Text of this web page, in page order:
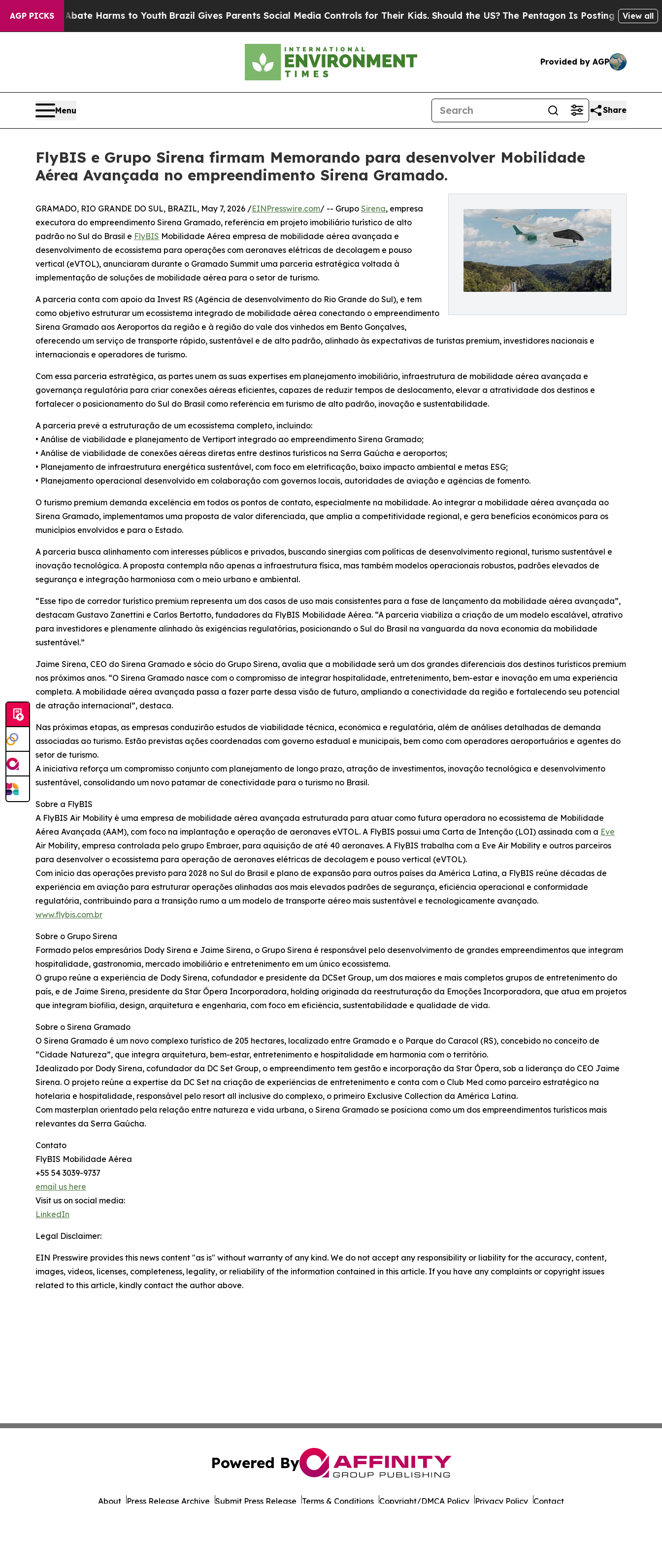
AGP PICKS
to Abate Harms to Youth Brazil Gives Parents Social Media Controls for Their Kids. Should the US?The Pentagon Is Posting Cryptic Biblical
View all
Provided by AGP
Menu Share
FlyBIS e Grupo Sirena firmam Memorando para desenvolver Mobilidade
Aérea Avançada no empreendimento Sirena Gramado.
GRAMADO, RIO GRANDE DO SUL, BRAZIL, May 7, 2026 /EINPresswire.com/ -- Grupo Sirena, empresa
executora do empreendimento Sirena Gramado, referência em projeto imobiliário turístico de alto
padrão no Sul do Brasil e FlyBIS Mobilidade Aérea empresa de mobilidade aérea avançada e
desenvolvimento de ecossistema para operações com aeronaves elétricas de decolagem e pouso
vertical (eVTOL), anunciaram durante o Gramado Summit uma parceria estratégica voltada à
implementação de soluções de mobilidade aérea para o setor de turismo.
A parceria conta com apoio da Invest RS (Agência de desenvolvimento do Rio Grande do Sul), e tem
como objetivo estruturar um ecossistema integrado de mobilidade aérea conectando o empreendimento
Sirena Gramado aos Aeroportos da região e à região do vale dos vinhedos em Bento Gonçalves,
oferecendo um serviço de transporte rápido, sustentável e de alto padrão, alinhado às expectativas de turistas premium, investidores nacionais e
internacionais e operadores de turismo.
Com essa parceria estratégica, as partes unem as suas expertises em planejamento imobiliário, infraestrutura de mobilidade aérea avançada e
governança regulatória para criar conexões aéreas eficientes, capazes de reduzir tempos de deslocamento, elevar a atratividade dos destinos e
fortalecer o posicionamento do Sul do Brasil como referência em turismo de alto padrão, inovação e sustentabilidade.
A parceria prevê a estruturação de um ecossistema completo, incluindo:
• Análise de viabilidade e planejamento de Vertiport integrado ao empreendimento Sirena Gramado;
• Análise de viabilidade de conexões aéreas diretas entre destinos turísticos na Serra Gaúcha e aeroportos;
• Planejamento de infraestrutura energética sustentável, com foco em eletrificação, baixo impacto ambiental e metas ESG;
• Planejamento operacional desenvolvido em colaboração com governos locais, autoridades de aviação e agências de fomento.
O turismo premium demanda excelência em todos os pontos de contato, especialmente na mobilidade. Ao integrar a mobilidade aérea avançada ao
Sirena Gramado, implementamos uma proposta de valor diferenciada, que amplia a competitividade regional, e gera benefícios econômicos para os
municípios envolvidos e para o Estado.
A parceria busca alinhamento com interesses públicos e privados, buscando sinergias com políticas de desenvolvimento regional, turismo sustentável e
inovação tecnológica. A proposta contempla não apenas a infraestrutura física, mas também modelos operacionais robustos, padrões elevados de
segurança e integração harmoniosa com o meio urbano e ambiental.
“Esse tipo de corredor turístico premium representa um dos casos de uso mais consistentes para a fase de lançamento da mobilidade aérea avançada”,
destacam Gustavo Zanettini e Carlos Bertotto, fundadores da FlyBIS Mobilidade Aérea. “A parceria viabiliza a criação de um modelo escalável, atrativo
para investidores e plenamente alinhado às exigências regulatórias, posicionando o Sul do Brasil na vanguarda da nova economia da mobilidade
sustentável.”
Jaime Sirena, CEO do Sirena Gramado e sócio do Grupo Sirena, avalia que a mobilidade será um dos grandes diferenciais dos destinos turísticos premium
nos próximos anos. “O Sirena Gramado nasce com o compromisso de integrar hospitalidade, entretenimento, bem-estar e inovação em uma experiência
completa. A mobilidade aérea avançada passa a fazer parte dessa visão de futuro, ampliando a conectividade da região e fortalecendo seu potencial
de atração internacional”, destaca.
Nas próximas etapas, as empresas conduzirão estudos de viabilidade técnica, econômica e regulatória, além de análises detalhadas de demanda
associadas ao turismo. Estão previstas ações coordenadas com governo estadual e municipais, bem como com operadores aeroportuários e agentes do
setor de turismo.
A iniciativa reforça um compromisso conjunto com planejamento de longo prazo, atração de investimentos, inovação tecnológica e desenvolvimento
sustentável, consolidando um novo patamar de conectividade para o turismo no Brasil.
Sobre a FlyBIS
A FlyBIS Air Mobility é uma empresa de mobilidade aérea avançada estruturada para atuar como futura operadora no ecossistema de Mobilidade
Aérea Avançada (AAM), com foco na implantação e operação de aeronaves eVTOL. A FlyBIS possui uma Carta de Intenção (LOI) assinada com a Eve
Air Mobility, empresa controlada pelo grupo Embraer, para aquisição de até 40 aeronaves. A FlyBIS trabalha com a Eve Air Mobility e outros parceiros
para desenvolver o ecossistema para operação de aeronaves elétricas de decolagem e pouso vertical (eVTOL).
Com início das operações previsto para 2028 no Sul do Brasil e plano de expansão para outros países da América Latina, a FlyBIS reúne décadas de
experiência em aviação para estruturar operações alinhadas aos mais elevados padrões de segurança, eficiência operacional e conformidade
regulatória, contribuindo para a transição rumo a um modelo de transporte aéreo mais sustentável e tecnologicamente avançado.
www.flybis.com.br
Sobre o Grupo Sirena
Formado pelos empresários Dody Sirena e Jaime Sirena, o Grupo Sirena é responsável pelo desenvolvimento de grandes empreendimentos que integram
hospitalidade, gastronomia, mercado imobiliário e entretenimento em um único ecossistema.
O grupo reúne a experiência de Dody Sirena, cofundador e presidente da DCSet Group, um dos maiores e mais completos grupos de entretenimento do
país, e de Jaime Sirena, presidente da Star Ópera Incorporadora, holding originada da reestruturação da Emoções Incorporadora, que atua em projetos
que integram biofilia, design, arquitetura e engenharia, com foco em eficiência, sustentabilidade e qualidade de vida.
Sobre o Sirena Gramado
O Sirena Gramado é um novo complexo turístico de 205 hectares, localizado entre Gramado e o Parque do Caracol (RS), concebido no conceito de
“Cidade Natureza”, que integra arquitetura, bem-estar, entretenimento e hospitalidade em harmonia com o território.
Idealizado por Dody Sirena, cofundador da DC Set Group, o empreendimento tem gestão e incorporação da Star Ópera, sob a liderança do CEO Jaime
Sirena. O projeto reúne a expertise da DC Set na criação de experiências de entretenimento e conta com o Club Med como parceiro estratégico na
hotelaria e hospitalidade, responsável pelo resort all inclusive do complexo, o primeiro Exclusive Collection da América Latina.
Com masterplan orientado pela relação entre natureza e vida urbana, o Sirena Gramado se posiciona como um dos empreendimentos turísticos mais
relevantes da Serra Gaúcha.
Contato
FlyBIS Mobilidade Aérea
+55 54 3039-9737
email us here
Visit us on social media:
LinkedIn
Legal Disclaimer:
EIN Presswire provides this news content "as is" without warranty of any kind. We do not accept any responsibility or liability for the accuracy, content,
images, videos, licenses, completeness, legality, or reliability of the information contained in this article. If you have any complaints or copyright issues
related to this article, kindly contact the author above.
Powered By
About Press Release Archive Submit Press Release Terms & Conditions Copyright/DMCA Policy Privacy Policy Contact